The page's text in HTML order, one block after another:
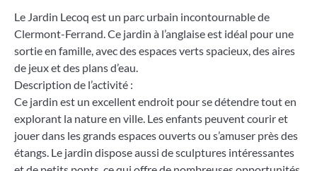
Le Jardin Lecoq est un parc urbain incontournable de
Clermont-Ferrand. Ce jardin à l’anglaise est idéal pour une
sortie en famille, avec des espaces verts spacieux, des aires
de jeux et des plans d’eau.
Description de l’activité :
Ce jardin est un excellent endroit pour se détendre tout en
explorant la nature en ville. Les enfants peuvent courir et
jouer dans les grands espaces ouverts ou s’amuser près des
étangs. Le jardin dispose aussi de sculptures intéressantes